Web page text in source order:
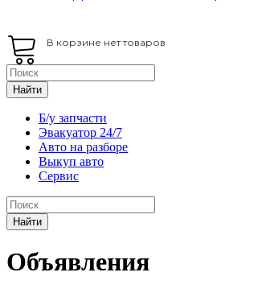
В корзине нет товаров
Найти
Б/у запчасти
Эвакуатор 24/7
Авто на разборе
Выкуп авто
Сервис
Найти
Объявления